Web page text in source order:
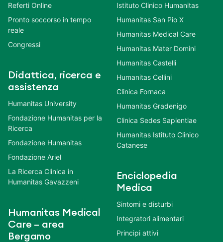
Referti Online
Pronto soccorso in tempo
reale
Congressi
Didattica, ricerca e
assistenza
Humanitas University
Fondazione Humanitas per la
Ricerca
Fondazione Humanitas
Fondazione Ariel
La Ricerca Clinica in
Humanitas Gavazzeni
Humanitas Medical
Care – area
Bergamo
Istituto Clinico Humanitas
Humanitas San Pio X
Humanitas Medical Care
Humanitas Mater Domini
Humanitas Castelli
Humanitas Cellini
Clinica Fornaca
Humanitas Gradenigo
Clinica Sedes Sapientiae
Humanitas Istituto Clinico
Catanese
Enciclopedia
Medica
Sintomi e disturbi
Integratori alimentari
Principi attivi